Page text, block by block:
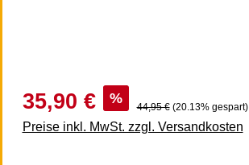
35,90 € %
44,95 € (20.13% gespart)
Preise inkl. MwSt. zzgl. Versandkosten